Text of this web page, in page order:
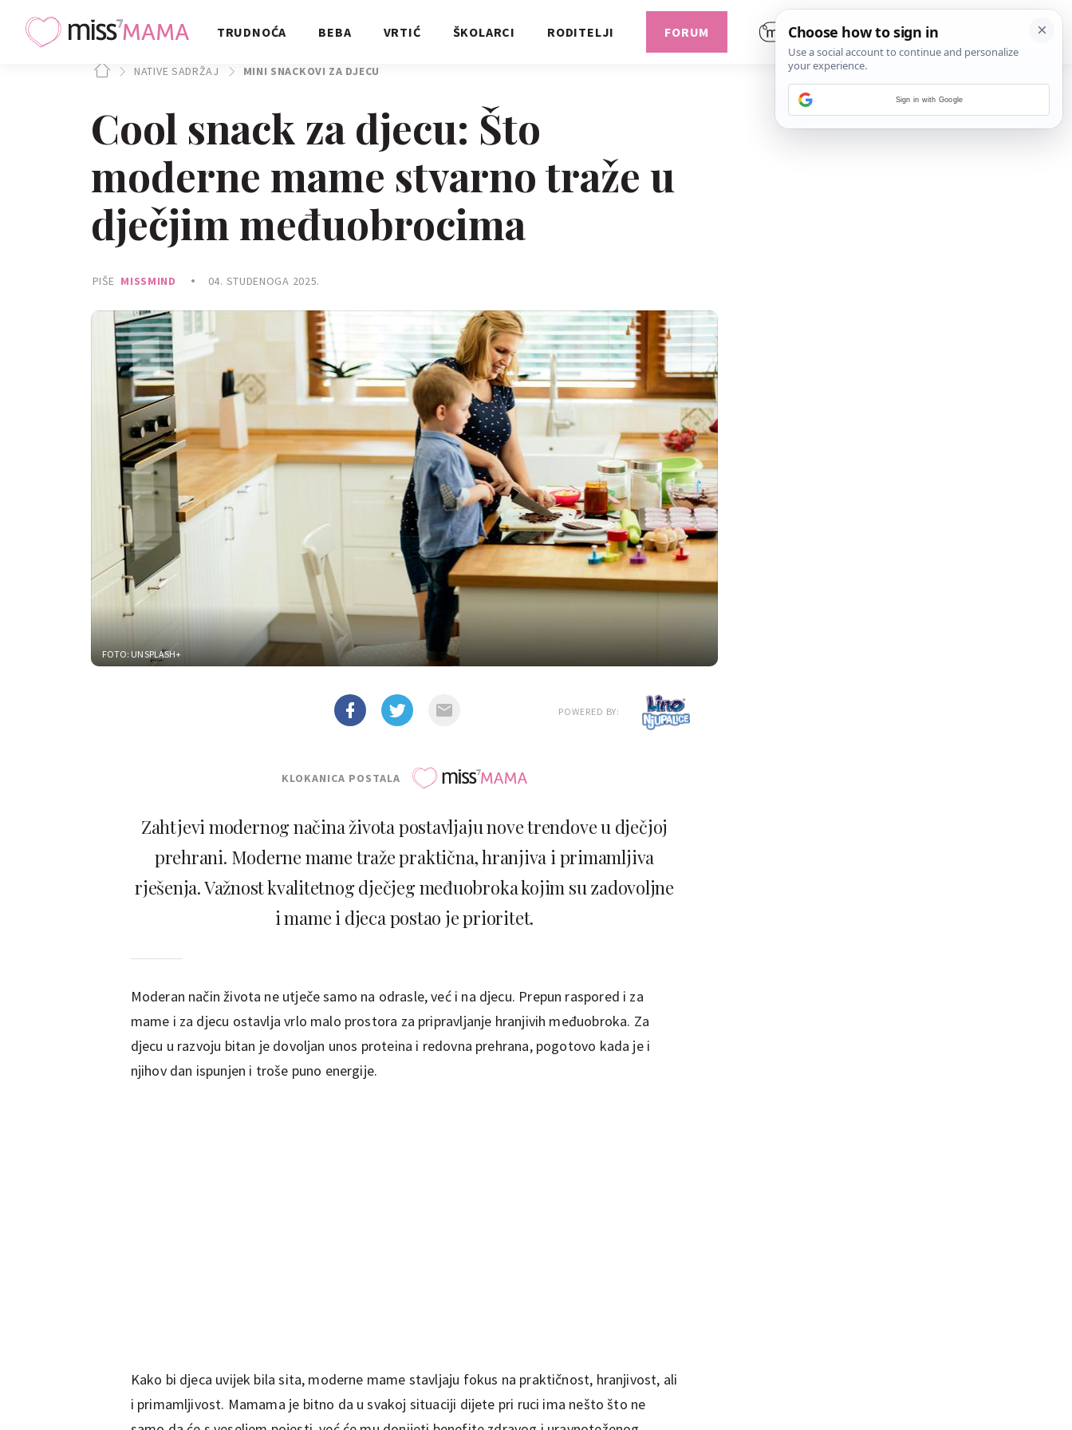
TRUDNOĆA BEBA VRTIĆ ŠKOLARCI RODITELJI FORUM
NATIVE SADRŽAJ MINI SNACKOVI ZA DJECU
Cool snack za djecu: Što
moderne mame stvarno traže u
dječjim međuobrocima
PIŠE MISSMIND 04. STUDENOGA 2025.
FOTO: UNSPLASH+
POWERED BY:
KLOKANICA POSTALA
Zahtjevi modernog načina života postavljaju nove trendove u dječjoj
prehrani. Moderne mame traže praktična, hranjiva i primamljiva
rješenja. Važnost kvalitetnog dječjeg međuobroka kojim su zadovoljne
i mame i djeca postao je prioritet.
Moderan način života ne utječe samo na odrasle, već i na djecu. Prepun raspored i za
mame i za djecu ostavlja vrlo malo prostora za pripravljanje hranjivih međuobroka. Za
djecu u razvoju bitan je dovoljan unos proteina i redovna prehrana, pogotovo kada je i
njihov dan ispunjen i troše puno energije.
Kako bi djeca uvijek bila sita, moderne mame stavljaju fokus na praktičnost, hranjivost, ali
i primamljivost. Mamama je bitno da u svakoj situaciji dijete pri ruci ima nešto što ne
Sign in with Google